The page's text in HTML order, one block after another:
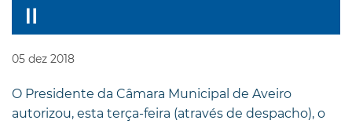
05 dez 2018
O Presidente da Câmara Municipal de Aveiro
autorizou, esta terça-feira (através de despacho), o